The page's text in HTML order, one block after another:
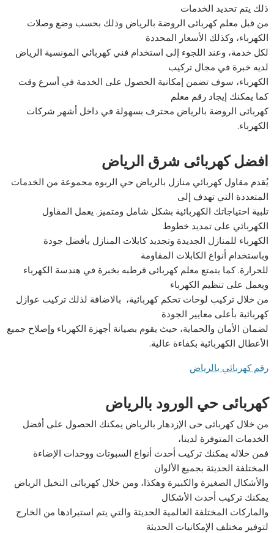
ذلك يتم تحديد الخدمات
من قبل معلم كهربائى الروضة بالرياض وذلك بحسب وضع وصلات
الكهرباء، وكذلك الأسعار المحددة
لكل خدمة، وعند اللجوء إلى استخدام فني كهربائي المونسية الرياض
لديه خبرة في مجال تركيب
الكهرباء، سوف تضمن إمكانية الحصول على الخدمة في أسرع وقت
كما يمكنك إيجاد رقم معلم
كهربائى الروضة بالرياض محترف بسهولة في داخل أشهر شركات
الكهرباء.
افضل كهربائى شرق الرياض
يُقدم مقاول كهربائي منازل بالرياض حي الربوه مجموعة من الخدمات
المتعددة التي تهدف إلى
تلبية احتياجاتك الكهربائية بشكل شامل ومتميز. يعمل المقاول
الكهربائي على تمديد خطوط
الكهرباء للمنازل الجديدة وتجديد كابلات المنازل بأفضل جودة
وباستخدام أنواع الكابلات المقاومة
للحرارة. كما يتمتع معلم كهربائى قرطبه بخبرة في هندسة الكهرباء
ويعمل على تنظيم الكهرباء
من خلال تركيب لوحات تحكم كهربائية، بالاضافة لذلك تركيب عوازل
كهربائية بأعلى معايير الجودة
لضمان الأمان والحماية، حيث يقوم بصيانة أجهزة الكهرباء وإصلاح جميع
الأعطال الكهربائية بكفاءة عالية.
رقم كهربائي بالرياض
كهربائى حي الورود بالرياض
من خلال كهربائى حى الإزدهار بالرياض يمكنك الحصول على أفضل
الخدمات المتوفرة لدينا،
فمن خلاله يمكنك تركيب أحدث أنواع السبوتات ووحدات الإضاءة
المختلفة الحديثة بجميع الألوان
والأشكال الصغيرة والكبيرة وهكذا، ومن خلال كهربائى النخيل الرياض
يمكنك تركيب أحدث الأشكال
والماركات المختلفة العالمية الحديثة والتي يتم استيرادها من الخارج
لتوفير مختلف الإمكانيات الحديثة